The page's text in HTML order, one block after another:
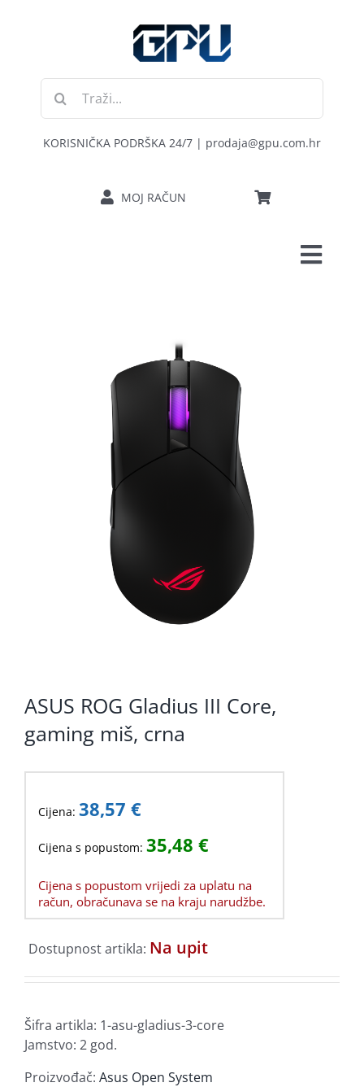
Traži...
KORISNIČKA PODRŠKA 24/7 | prodaja@gpu.com.hr
MOJ RAČUN
KABELI I KONEKTORI
MREŽNA OPREMA
POTROŠAČKA ELEKTRONIKA
ASUS ROG Gladius III Core,
gaming miš, crna
Cijena: 38,57 €
Cijena s popustom: 35,48 €
Cijena s popustom vrijedi za uplatu na
račun, obračunava se na kraju narudžbe.
Dostupnost artikla: Na upit
Šifra artikla: 1-asu-gladius-3-core
Jamstvo: 2 god.
Proizvođač: Asus Open System